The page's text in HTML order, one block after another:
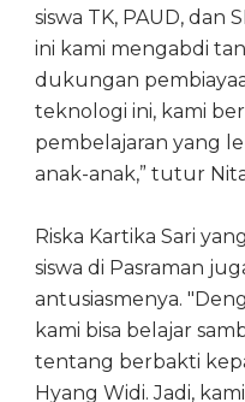
siswa TK, PAUD, dan
ini kami mengabdi
dukungan
teknologi ini, kami
pembelajaran yang
anak-anak,” tutur
Riska Kartika Sari
siswa di Pasraman
antusiasmenya.
kami bisa belajar
tentang berbakti
Hyang Widi. Jadi,